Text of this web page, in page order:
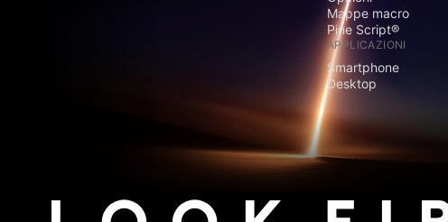
Mappe macro
Pine Script®
APPLICAZIONI
Smartphone
Desktop